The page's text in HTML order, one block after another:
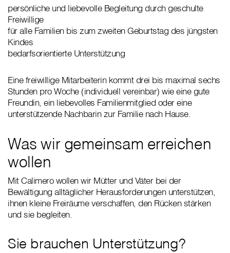
persönliche und liebevolle Begleitung durch geschulte
Freiwillige
für alle Familien bis zum zweiten Geburtstag des jüngsten
Kindes
bedarfsorientierte Unterstützung
Eine freiwillige Mitarbeiterin kommt drei bis maximal sechs
Stunden pro Woche (individuell vereinbar) wie eine gute
Freundin, ein liebevolles Familienmitglied oder eine
unterstützende Nachbarin zur Familie nach Hause.
Was wir gemeinsam erreichen
wollen
Mit Calimero wollen wir Mütter und Väter bei der
Bewältigung alltäglicher Herausforderungen unterstützen,
ihnen kleine Freiräume verschaffen, den Rücken stärken
und sie begleiten.
Sie brauchen Unterstützung?